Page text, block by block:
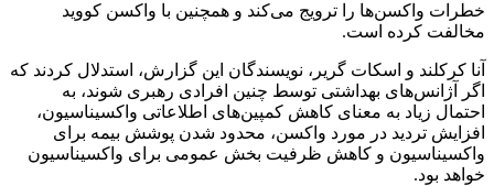
خطرات واکسن‌ها را ترویج می‌کند و همچنین با واکسن کووید
مخالفت کرده است.
آنا کرکلند و اسکات گریر، نویسندگان این گزارش، استدلال کردند که
اگر آژانس‌های بهداشتی توسط چنین افرادی رهبری شوند، به
احتمال زیاد به معنای کاهش کمپین‌های اطلاعاتی واکسیناسیون،
افزایش تردید در مورد واکسن، محدود شدن پوشش بیمه برای
واکسیناسیون و کاهش ظرفیت بخش عمومی برای واکسیناسیون
خواهد بود.